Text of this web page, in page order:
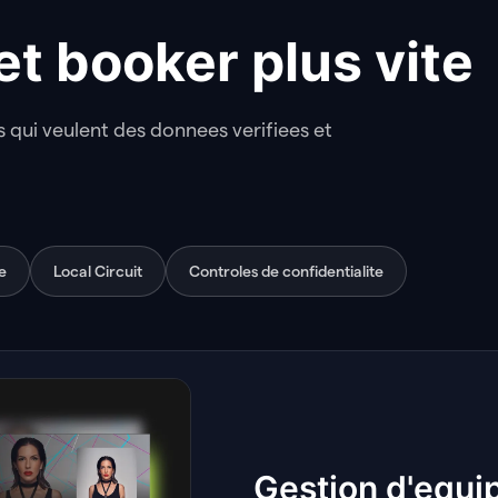
booker plus vite
veulent des donnees verifiees et
Local Circuit Controles de confidentialite
Gestion